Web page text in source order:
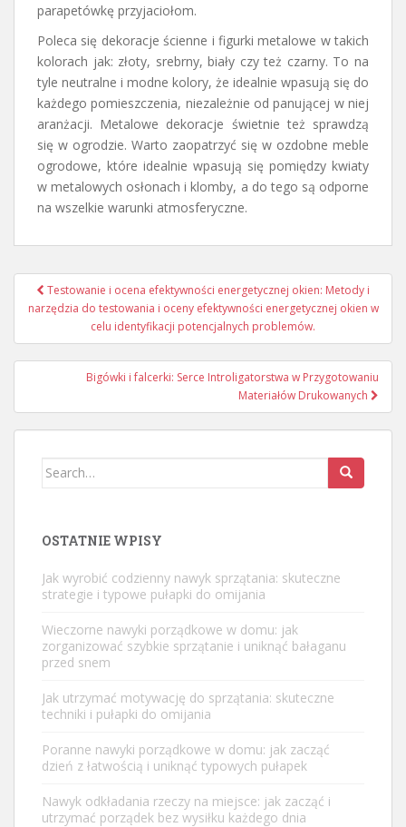
parapetówkę przyjaciołom.
Poleca się dekoracje ścienne i figurki metalowe w takich
kolorach jak: złoty, srebrny, biały czy też czarny. To na
tyle neutralne i modne kolory, że idealnie wpasują się do
każdego pomieszczenia, niezależnie od panującej w niej
aranżacji. Metalowe dekoracje świetnie też sprawdzą
się w ogrodzie. Warto zaopatrzyć się w ozdobne meble
ogrodowe, które idealnie wpasują się pomiędzy kwiaty
w metalowych osłonach i klomby, a do tego są odporne
na wszelkie warunki atmosferyczne.
Nawigacja
wpisu
Testowanie i ocena efektywności energetycznej okien: Metody i
narzędzia do testowania i oceny efektywności energetycznej okien w
celu identyfikacji potencjalnych problemów.
Bigówki i falcerki: Serce Introligatorstwa w Przygotowaniu
Materiałów Drukowanych
Search
OSTATNIE WPISY
Jak wyrobić codzienny nawyk sprzątania: skuteczne
strategie i typowe pułapki do omijania
Wieczorne nawyki porządkowe w domu: jak
zorganizować szybkie sprzątanie i uniknąć bałaganu
przed snem
Jak utrzymać motywację do sprzątania: skuteczne
techniki i pułapki do omijania
Poranne nawyki porządkowe w domu: jak zacząć
dzień z łatwością i uniknąć typowych pułapek
Nawyk odkładania rzeczy na miejsce: jak zacząć i
utrzymać porządek bez wysiłku każdego dnia